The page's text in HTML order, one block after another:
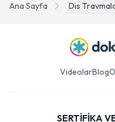
Ana Sayfa Dis
VideolarBlog
SERTİFİKA